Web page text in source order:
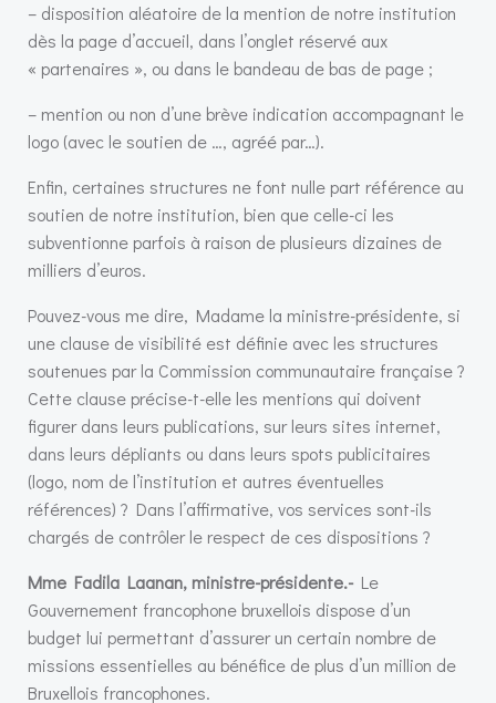
– disposition aléatoire de la mention de notre institution
dès la page d’accueil, dans l’onglet réservé aux
« partenaires », ou dans le bandeau de bas de page ;
– mention ou non d’une brève indication accompagnant le
logo (avec le soutien de …, agréé par…).
Enfin, certaines structures ne font nulle part référence au
soutien de notre institution, bien que celle-ci les
subventionne parfois à raison de plusieurs dizaines de
milliers d’euros.
Pouvez-vous me dire, Madame la ministre-présidente, si
une clause de visibilité est définie avec les structures
soutenues par la Commission communautaire française ?
Cette clause précise-t-elle les mentions qui doivent
figurer dans leurs publications, sur leurs sites internet,
dans leurs dépliants ou dans leurs spots publicitaires
(logo, nom de l’institution et autres éventuelles
références) ? Dans l’affirmative, vos services sont-ils
chargés de contrôler le respect de ces dispositions ?
Mme Fadila Laanan, ministre-présidente.-Le
Gouvernement francophone bruxellois dispose d’un
budget lui permettant d’assurer un certain nombre de
missions essentielles au bénéfice de plus d’un million de
Bruxellois francophones.